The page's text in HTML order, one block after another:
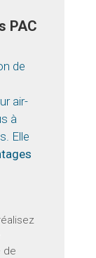
PAC
de
air-
à
Elle
de